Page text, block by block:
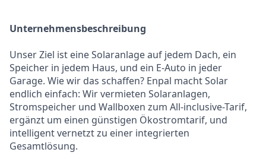
Unternehmensbeschreibung
Unser Ziel ist eine Solaranlage auf jedem Dach, ein
Speicher in jedem Haus, und ein E-Auto in jeder
Garage. Wie wir das schaffen? Enpal macht Solar
endlich einfach: Wir vermieten Solaranlagen,
Stromspeicher und Wallboxen zum All-inclusive-Tarif,
ergänzt um einen günstigen Ökostromtarif, und
intelligent vernetzt zu einer integrierten
Gesamtlösung.